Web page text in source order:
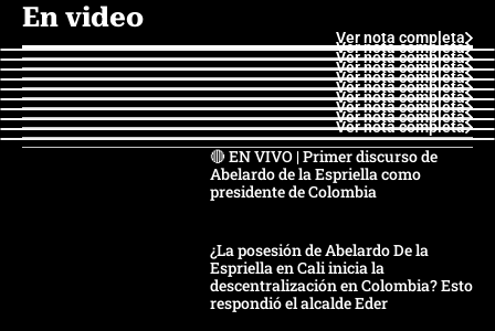
En video
Ver nota completa
Ver nota completa
Ver nota completa
Ver nota completa
Ver nota completa
Ver nota completa
Ver nota completa
Ver nota completa
Ver nota completa
Ver nota completa
🔴 EN VIVO | Primer discurso de
Abelardo de la Espriella como
presidente de Colombia
¿La posesión de Abelardo De la
Espriella en Cali inicia la
descentralización en Colombia? Esto
respondió el alcalde Eder